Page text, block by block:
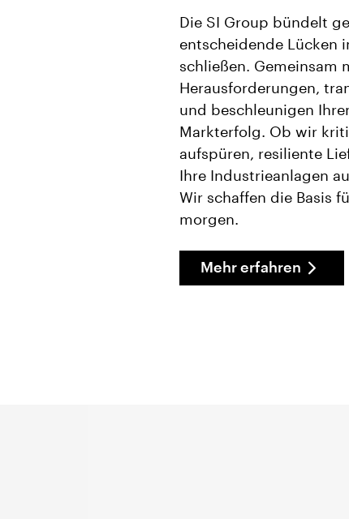
Die SI Group bündelt
entscheidende Lücken
schließen. Gemeinsam
Herausforderungen,
und beschleunigen
Markterfolg. Ob wir
aufspüren, resiliente
Ihre Industrieanlagen
Wir schaffen die Basis
morgen.
Mehr erfahren